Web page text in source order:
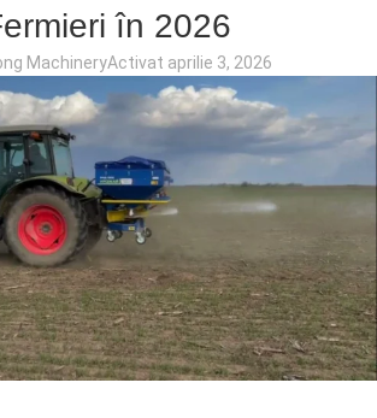
în 2026
MachineryActivat aprilie 3, 2026